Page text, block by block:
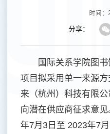
时间：
分享：
国际关系学院图
项目拟采用单一来源
来（杭州）科技有限
向潜在供应商征求意
年7月3日至 2023年7月